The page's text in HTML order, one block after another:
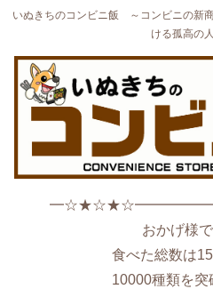
いぬきちのコンビニ飯 ～コンビニの新
ける孤高の
おかげ様
食べた総数は
10000種類を突